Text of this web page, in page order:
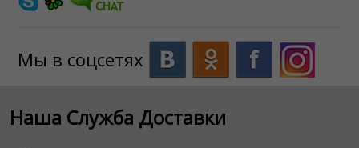
Мы в соцсетях
Наша Служба Доставки